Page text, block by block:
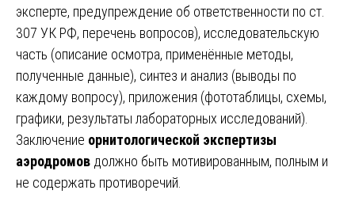
эксперте, предупреждение об ответственности по ст.
307 УК РФ, перечень вопросов), исследовательскую
часть (описание осмотра, применённые методы,
полученные данные), синтез и анализ (выводы по
каждому вопросу), приложения (фототаблицы, схемы,
графики, результаты лабораторных исследований).
Заключение орнитологической экспертизы
аэродромов должно быть мотивированным, полным и
не содержать противоречий.